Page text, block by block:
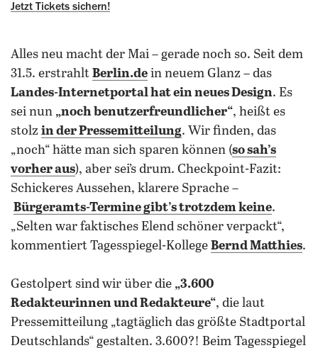
Jetzt Tickets sichern!
Alles neu macht der Mai – gerade noch so. Seit dem
31.5. erstrahlt Berlin.de in neuem Glanz – das
Landes-Internetportal hat ein neues Design. Es
sei nun „noch benutzerfreundlicher“, heißt es
stolz in der Pressemitteilung. Wir finden, das
„noch“ hätte man sich sparen können (so sah’s
vorher aus), aber sei’s drum. Checkpoint-Fazit:
Schickeres Aussehen, klarere Sprache –
Bürgeramts-Termine gibt’s trotzdem keine.
„Selten war faktisches Elend schöner verpackt“,
kommentiert Tagesspiegel-Kollege Bernd Matthies.
Gestolpert sind wir über die „3.600
Redakteurinnen und Redakteure“, die laut
Pressemitteilung „tagtäglich das größte Stadtportal
Deutschlands“ gestalten. 3.600?! Beim Tagesspiegel